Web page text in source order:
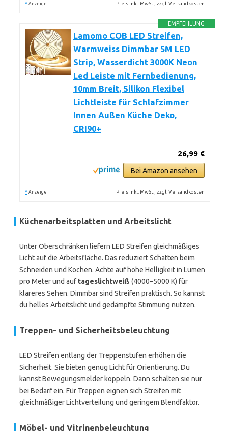
* Anzeige Preis inkl. MwSt., zzgl. Versandkosten
EMPFEHLUNG
Lamomo COB LED Streifen,
Warmweiss Dimmbar 5M LED
Strip, Wasserdicht 3000K Neon
Led Leiste mit Fernbedienung,
10mm Breit, Silikon Flexibel
Lichtleiste für Schlafzimmer
Innen Außen Küche Deko,
CRI90+
26,99 €
Bei Amazon ansehen
* Anzeige Preis inkl. MwSt., zzgl. Versandkosten
Küchenarbeitsplatten und Arbeitslicht
Unter Oberschränken liefern LED Streifen gleichmäßiges
Licht auf die Arbeitsfläche. Das reduziert Schatten beim
Schneiden und Kochen. Achte auf hohe Helligkeit in Lumen
pro Meter und auf tageslichtweiß (4000–5000 K) für
klareres Sehen. Dimmbar sind Streifen praktisch. So kannst
du helles Arbeitslicht und gedämpfte Stimmung nutzen.
Treppen- und Sicherheitsbeleuchtung
LED Streifen entlang der Treppenstufen erhöhen die
Sicherheit. Sie bieten genug Licht für Orientierung. Du
kannst Bewegungsmelder koppeln. Dann schalten sie nur
bei Bedarf ein. Für Treppen eignen sich Streifen mit
gleichmäßiger Lichtverteilung und geringem Blendfaktor.
Möbel- und Vitrinenbeleuchtung